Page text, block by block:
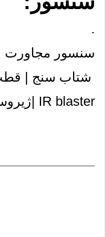
.
سنسور مجاورت
IR blaster |ژیروسکوپ